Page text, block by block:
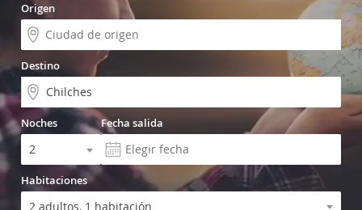
Origen
Destino
Noches Fecha salida
Habitaciones